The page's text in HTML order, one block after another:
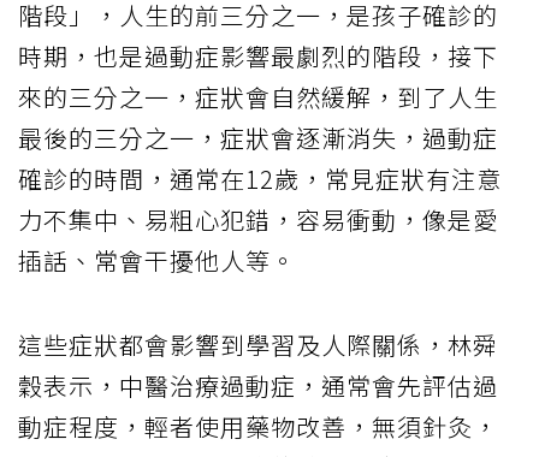
階段」，人生的前三分之一，是孩子確診的
時期，也是過動症影響最劇烈的階段，接下
來的三分之一，症狀會自然緩解，到了人生
最後的三分之一，症狀會逐漸消失，過動症
確診的時間，通常在12歲，常見症狀有注意
力不集中、易粗心犯錯，容易衝動，像是愛
插話、常會干擾他人等。
這些症狀都會影響到學習及人際關係，林舜
穀表示，中醫治療過動症，通常會先評估過
動症程度，輕者使用藥物改善，無須針灸，